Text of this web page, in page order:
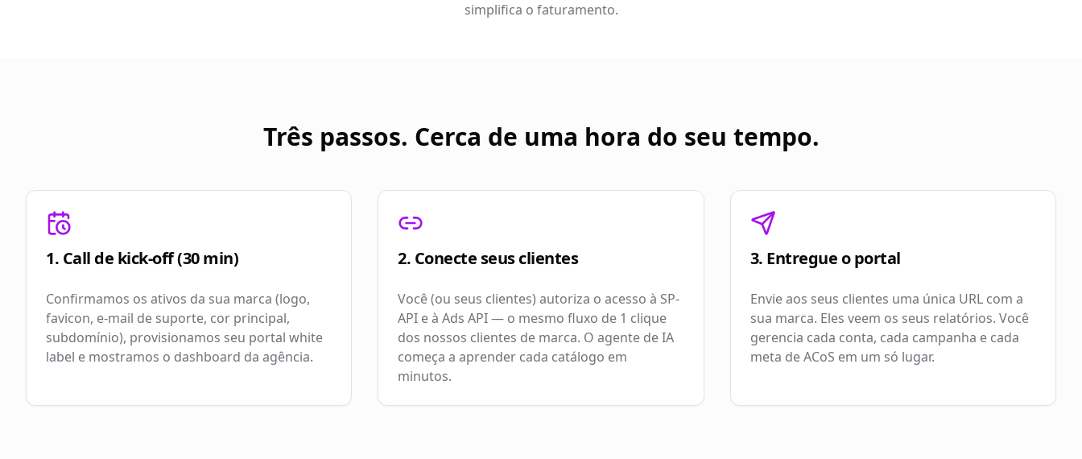
simplifica o faturamento.
Três passos. Cerca de uma hora do seu tempo.
1. Call de kick-off (30 min)
Confirmamos os ativos da sua marca (logo,
favicon, e-mail de suporte, cor principal,
subdomínio), provisionamos seu portal white
label e mostramos o dashboard da agência.
2. Conecte seus clientes
Você (ou seus clientes) autoriza o acesso à SP-
API e à Ads API — o mesmo fluxo de 1 clique
dos nossos clientes de marca. O agente de IA
começa a aprender cada catálogo em
minutos.
3. Entregue o portal
Envie aos seus clientes uma única URL com a
sua marca. Eles veem os seus relatórios. Você
gerencia cada conta, cada campanha e cada
meta de ACoS em um só lugar.